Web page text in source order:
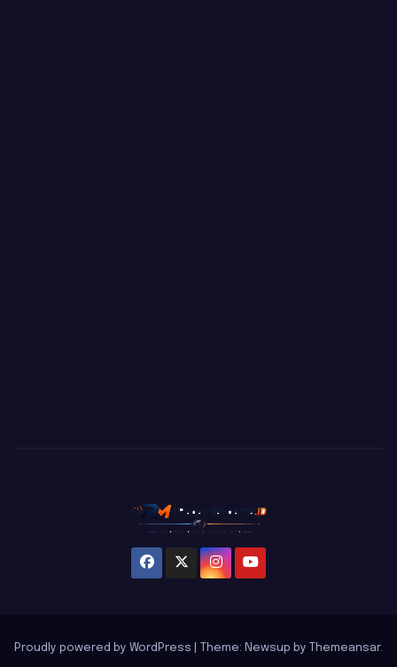
Proudly powered by WordPress Theme: Newsup by Themeansar.